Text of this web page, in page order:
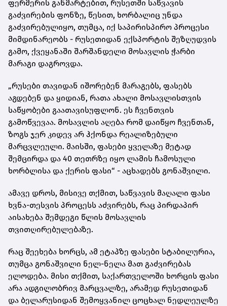
ფერმერის განმარტებით, რუსეთში საწვავის
გაძვირების ფონზე, წესით, ხორბალიც უნდა
გაძვირებულიყო, თუმცა, იქ საპირისპირო პროცესი
მიმდინარეობს - რუსეთიდან ექსპორტის შეზღუდვის
გამო, ქვეყანაში შარშანდელი მოსავლის ჭარბი
მარაგი დაგროვდა.
„რუსები თავიდან იშორებენ მარაგებს, ფასებს
აგდებენ და ყიდიან, რათა ახალი მოსავლისთვის
საწყობები გაათავისუფლონ. ეს ჩვენთვის
გამოწვევაა. მოსავლის აღება რომ დაიწყო ჩვენთან,
ზოგს ჯერ კიდევ არ ჰქონდა რეალიზებული
მარცვლეული. მაისში, ფასები ყველაზე მეტად
შემცირდა და 40 თეთრზე იყო ლამის ჩამოსული
ხორბლისა და ქერის ფასი“ - აცხადებს გონაშვილი.
ამავე დროს, მისივე თქმით, საწვავის მაღალი ფასი
ხვნა-თესვის პროცესს აძვირებს, რაც პირდაპირ
აისახება შემდეგი წლის მოსავლის
თვითღირებულებაზე.
რაც შეეხება ხორცს, ამ ეტაპზე ფასები სტაბილურია,
თუმცა გონაშვილი ნელ-ნელა მათ გაძვირებას
ელოდება. მისი თქმით, საქართველოში ხორცის ფასი
არა ადგილობრივ მარცვალზე, არამედ რუსეთიდან
და ბელარუსიდან შემოყვანილ ცოცხალ ნედლეულზე